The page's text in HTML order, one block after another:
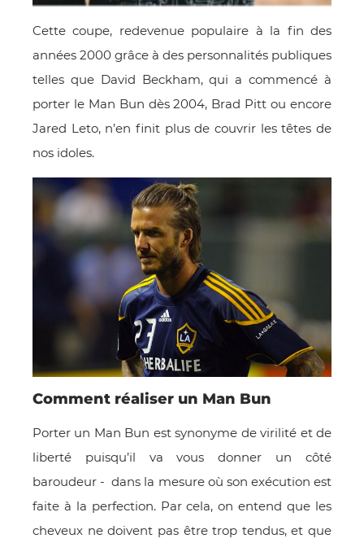
Cette coupe, redevenue populaire à la fin des
années 2000 grâce à des personnalités publiques
telles que David Beckham, qui a commencé à
porter le Man Bun dès 2004, Brad Pitt ou encore
Jared Leto, n’en finit plus de couvrir les têtes de
nos idoles.
Comment réaliser un Man Bun
Porter un Man Bun est synonyme de virilité et de
liberté puisqu’il va vous donner un côté
baroudeur - dans la mesure où son exécution est
faite à la perfection. Par cela, on entend que les
cheveux ne doivent pas être trop tendus, et que